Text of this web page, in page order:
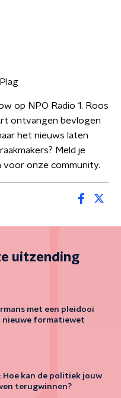
op NPO Radio 1. Roos
ontvangen bevlogen
het nieuws laten
Meld je
voor onze community.
uitzending
met een pleidooi
nieuwe formatiewet
Hoe kan de politiek jouw
terugwinnen?